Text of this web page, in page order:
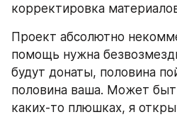
корректировка
Проект абсолютно
помощь нужна
будут донаты, половина
половина ваша. Может
каких-то плюшках, я